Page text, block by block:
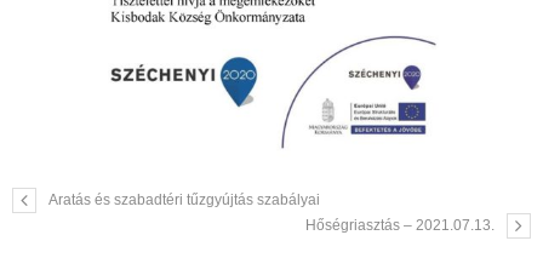
Aratás és szabadtéri tűzgyújtás szabályai
Hőségriasztás – 2021.07.13.